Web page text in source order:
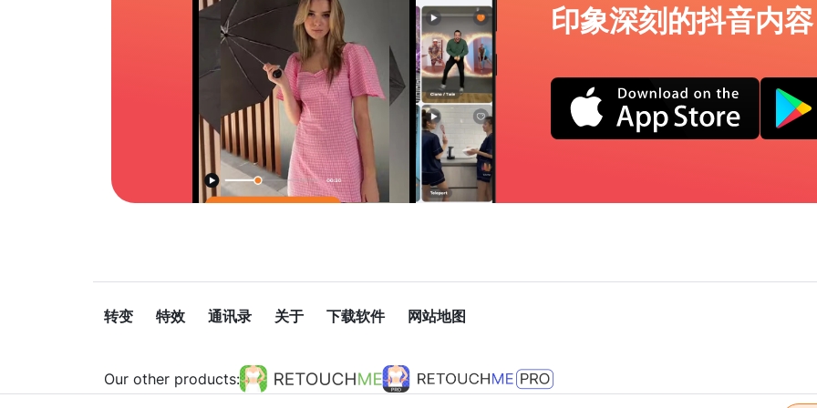
印象深刻的抖音内
转变 特效 通讯录 关于 下载软件 网站地图
Our other products: